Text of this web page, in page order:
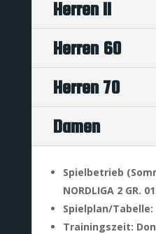
Herren II
Herren 60
Herren 70
Damen
Spielbetrieb
NORDLIGA 2 GR.
Spielplan/Tabelle:
Trainingszeit: